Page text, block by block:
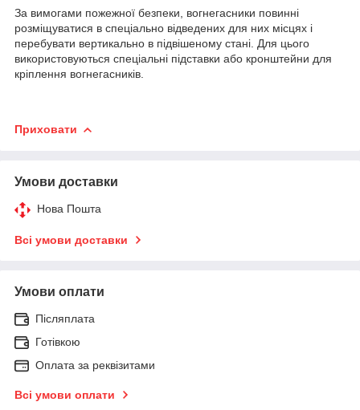
За вимогами пожежної безпеки, вогнегасники повинні
розміщуватися в спеціально відведених для них місцях і
перебувати вертикально в підвішеному стані. Для цього
використовуються спеціальні підставки або кронштейни для
кріплення вогнегасників.
Приховати
Умови доставки
Нова Пошта
Всі умови доставки
Умови оплати
Післяплата
Готівкою
Оплата за реквізитами
Всі умови оплати